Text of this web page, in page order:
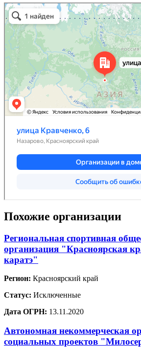
Похожие организации
Региональная спортивная
организация "Красноярская
каратэ"
Регион: Красноярский край
Статус: Исключенные
Дата ОГРН: 13.11.2020
Автономная некоммерческая
социальных проектов